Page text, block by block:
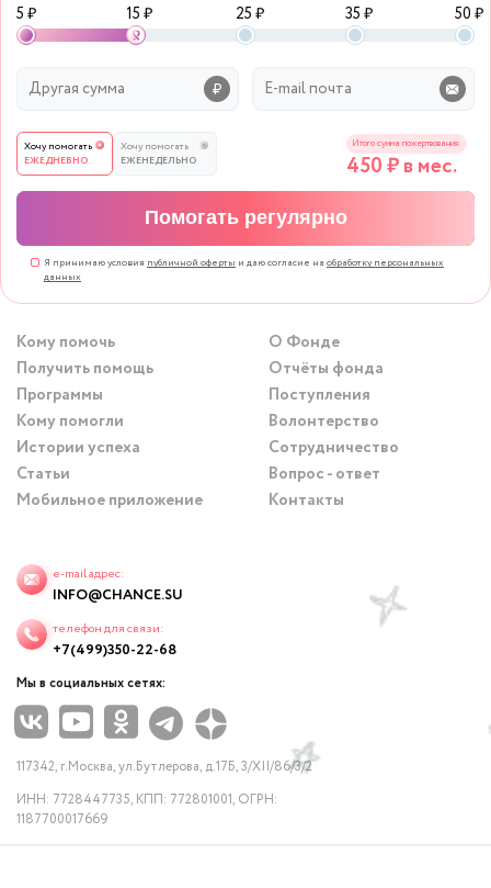
5 ₽ 15 ₽ 25 ₽ 35 ₽ 50 ₽
Хочу помогать
ЕЖЕДНЕВНО
Хочу помогать
ЕЖЕНЕДЕЛЬНО
Итого сумма пожертвования:
450₽ в мес.
Помогать регулярно
Я принимаю условия публичной оферты и даю согласие на обработку персональных
данных
Кому помочь
Получить помощь
Программы
Кому помогли
Истории успеха
Статьи
Мобильное приложение
О Фонде
Отчёты фонда
Поступления
Волонтерство
Сотрудничество
Вопрос - ответ
Контакты
e-mail адрес:
INFO@CHANCE.SU
телефон для связи:
+7(499)350-22-68
Мы в социальных сетях:
117342, г.Москва, ул.Бутлерова, д.17Б, 3/XII/86/3/2
ИНН: 7728447735, КПП: 772801001, ОГРН:
1187700017669